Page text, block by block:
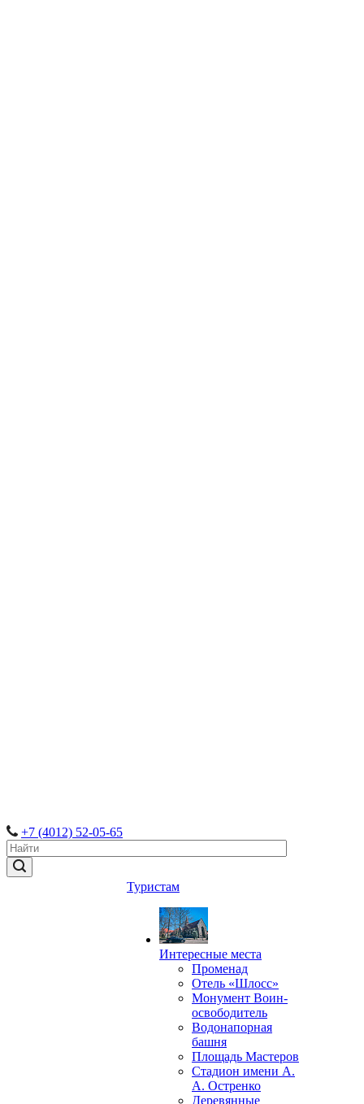
+7 (4012) 52-05-65
Туристам
Интересные места
Променад
Отель «Шлосс»
Монумент Воин-
освободитель
Водонапорная
башня
Площадь Мастеров
Стадион имени А.
А. Остренко
Деревянные